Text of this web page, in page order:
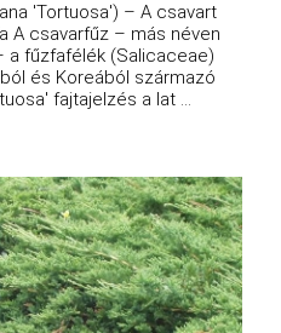
'Tortuosa') – A csavart
A csavarfűz – más néven
a fűzfafélék (Salicaceae)
és Koreából származó
fajtajelzés a lat ...